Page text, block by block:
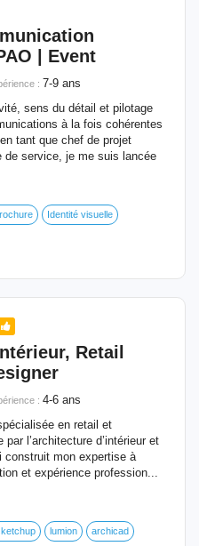
| Event
: 7-9 ans
sens du détail et pilotage
à la fois cohérentes
tant que chef de projet
de service, je me suis lancée
Identité visuelle
Retail
: 4-6 ans
en retail et
l’architecture d’intérieur et
construit mon expertise à
et expérience profession...
lumion archicad